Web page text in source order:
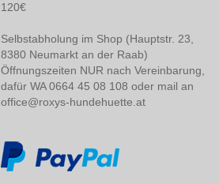
120€
Selbstabholung im Shop (Hauptstr. 23,
8380 Neumarkt an der Raab)
Öffnungszeiten NUR nach Vereinbarung,
dafür WA 0664 45 08 108 oder mail an
office@roxys-hundehuette.at